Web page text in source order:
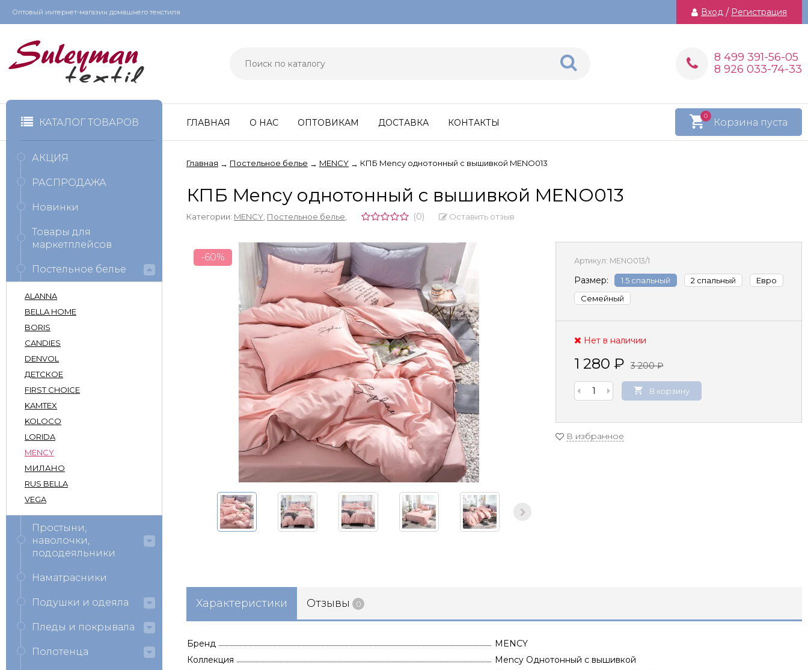
Оптовый интернет-магазин домашнего текстиля Вход / Регистрация
8 499 391-56-05
8 926 033-74-33
КАТАЛОГ ТОВАРОВ Корзина пуста
0
ГЛАВНАЯ О НАС ОПТОВИКАМ ДОСТАВКА КОНТАКТЫ
Главная → Постельное белье → MENCY → КПБ Mency однотонный с вышивкой MENO013
КПБ Mency однотонный с вышивкой MENO013
Категории: MENCY Постельное белье (0) Оставить отзыв
-60% Артикул: MENO013/1
Размер: 1.5 спальный 2 спальный
Евро
Семейный
Нет в наличии
1 280₽ 3 200₽
В корзину
В избранное
Характеристики Отзывы 0
Бренд
MENCY
Коллекция
Mency Однотонный с вышивкой
АКЦИЯ
РАСПРОДАЖА
Новинки
Товары для
маркетплейсов
Постельное белье
ALANNA
BELLA HOME
BORIS
CANDIES
DENVOL
ДЕТСКОЕ
FIRST CHOICE
KAMTEX
KOLOCO
LORIDA
MENCY
МИЛАНО
RUS BELLA
VEGA
Простыни,
наволочки,
пододеяльники
Наматрасники
Подушки и одеяла
Пледы и покрывала
Полотенца